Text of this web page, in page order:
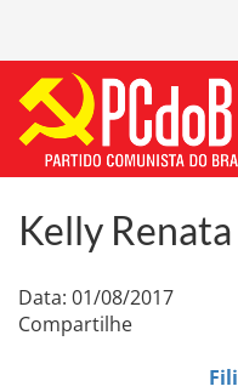
Kelly
Data: 01/08/2017
Compartilhe